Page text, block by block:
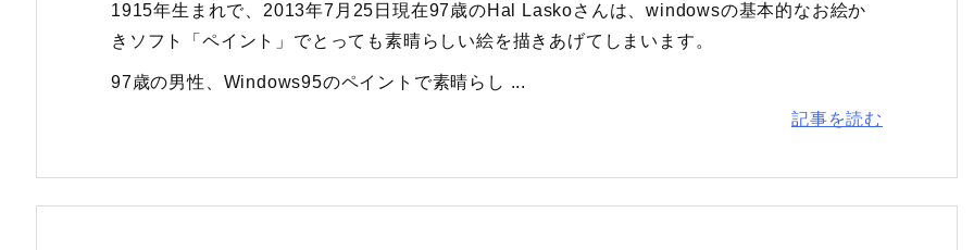
1915年生まれで、2013年7月25日現在97歳のHal Laskoさんは、windowsの基本的なお絵か
きソフト「ペイント」でとっても素晴らしい絵を描きあげてしまいます。
97歳の男性、Windows95のペイントで素晴らし ...
記事を読む